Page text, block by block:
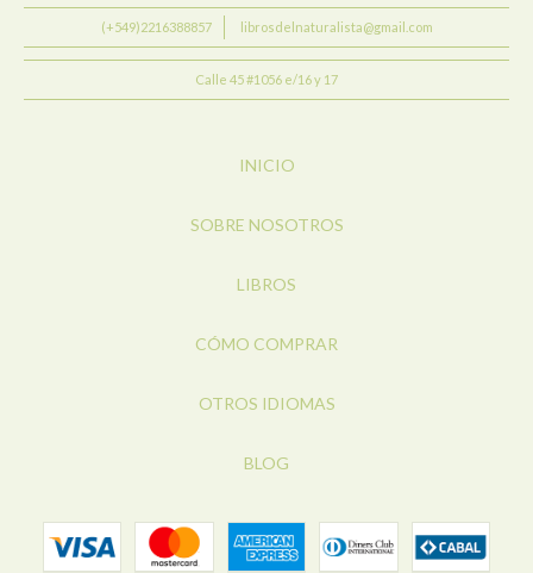
(+549)2216388857 librosdelnaturalista@gmail.com
Calle 45 #1056 e/16 y 17
INICIO
SOBRE NOSOTROS
LIBROS
CÓMO COMPRAR
OTROS IDIOMAS
BLOG